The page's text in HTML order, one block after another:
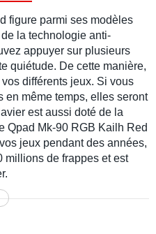
figure parmi ses modèles
la technologie anti-
appuyer sur plusieurs
quiétude. De cette manière,
différents jeux. Si vous
en même temps, elles seront
est aussi doté de la
Qpad Mk-90 RGB Kailh Red
jeux pendant des années,
millions de frappes et est